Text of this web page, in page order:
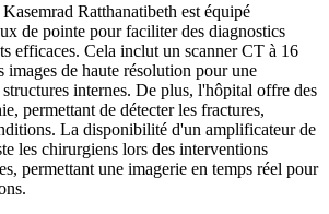
Ratthanatibeth est équipé
de pointe pour faciliter des diagnostics
efficaces. Cela inclut un scanner CT à 16
images de haute résolution pour une
internes. De plus, l'hôpital offre des
permettant de détecter les fractures,
La disponibilité d'un amplificateur de
les chirurgiens lors des interventions
permettant une imagerie en temps réel pour